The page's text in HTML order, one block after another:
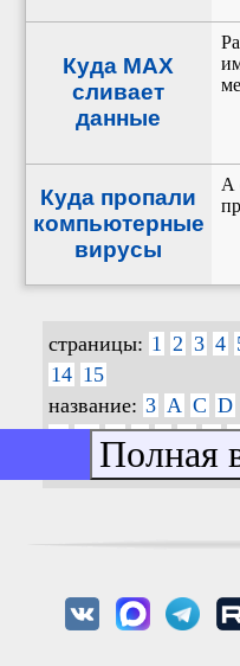
Куда MAX
сливает
данные
Куда пропали
компьютерные
вирусы
А
страницы: 1 2 3 4
14 15
название: 3 A C D
V W X Z Б В Д З
Ч Я